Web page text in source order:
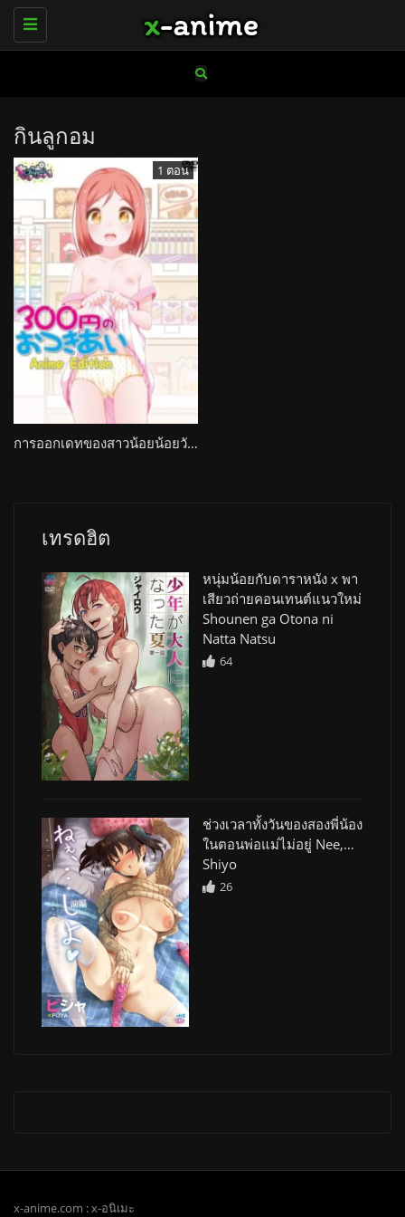
Toggle
navigation
กินลูกอม
1 ตอน
การออกเดทของสาวน้อยน้อยวัยอยากกินลูกอม 300 En no Otsukiai Anime Edition
เทรดฮิต
หนุ่มน้อยกับดาราหนัง x พา
เสียวถ่ายคอนเทนต์แนวใหม่
Shounen ga Otona ni
Natta Natsu
64
ช่วงเวลาทั้งวันของสองพี่น้อง
ในตอนพ่อแม่ไม่อยู่ Nee,…
Shiyo
26
x-anime.com : x-อนิเมะ